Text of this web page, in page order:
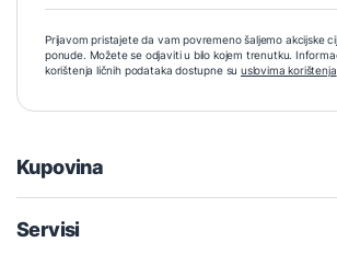
Prijavom pristajete da vam povremeno šaljemo akcijske
ponude. Možete se odjaviti u bilo kojem trenutku.
korištenja ličnih podataka dostupne su uslovima korištenja
Kupovina
Servisi